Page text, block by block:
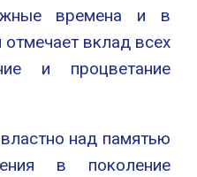
времена и в
вклад всех
и процветание
над памятью
в поколение